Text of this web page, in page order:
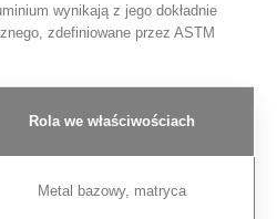
wynikają z jego dokładnie
zdefiniowane przez ASTM
Rola we właściwościach
Metal bazowy, matryca